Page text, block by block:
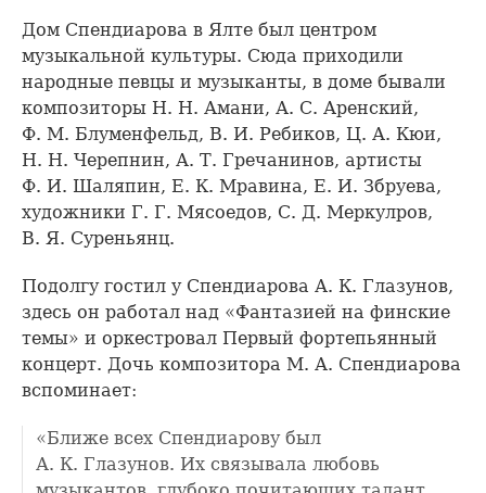
Дом Спендиарова в Ялте был центром
музыкальной культуры. Сюда приходили
народные певцы и музыканты, в доме бывали
композиторы Н. Н. Амани, А. С. Аренский,
Ф. М. Блуменфельд, В. И. Ребиков, Ц. А. Кюи,
Н. Н. Черепнин, А. Т. Гречанинов, артисты
Ф. И. Шаляпин, Е. К. Мравина, Е. И. Збруева,
художники Г. Г. Мясоедов, С. Д. Меркулров,
В. Я. Суреньянц.
Подолгу гостил у Спендиарова А. К. Глазунов,
здесь он работал над «Фантазией на финские
темы» и оркестровал Первый фортепьянный
концерт. Дочь композитора М. А. Спендиарова
вспоминает:
«Ближе всех Спендиарову был
А. К. Глазунов. Их связывала любовь